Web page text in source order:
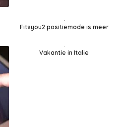
Fitsyou2 positiemode is meer
Vakantie in Italie